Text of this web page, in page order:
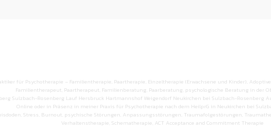
für Psychotherapie – Familientherapie, Paartherapie, Einzeltherapie (Erwachsene und Kinder),
Familientherapeut, Paartherapeut, Familienberatung, Paarberatung, psychologische Beratung in der
Sulzbach-Rosenberg Lauf Hersbruck Hartmannshof Weigendorf Neukirchen bei Sulzbach-Rosenberg
Online oder in Präsenz in meiner Praxis für Psychotherapie nach dem HeilprG in Neukirchen bei
Stress, Burnout, psychische Störungen, Anpassungsstörungen, Traumafolgestörungen,
Verhaltenstherapie, Schematherapie, ACT Acceptance and Commitment Therapie